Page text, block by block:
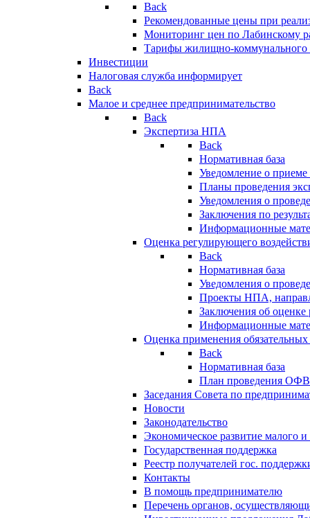
Back
Рекомендованные цены при
Мониторинг цен по Лабинскому
Тарифы жилищно-коммунального
Инвестиции
Налоговая служба информирует
Back
Малое и среднее предпринимательство
Back
Экспертиза НПА
Back
Нормативная база
Уведомление о
Планы проведения
Уведомления о
Заключения по
Информационные
Оценка регулирующего
Back
Нормативная база
Уведомления о
Проекты НПА,
Заключения об
Информационные
Оценка применения
Back
Нормативная база
План проведения
Заседания Совета по
Новости
Законодательство
Экономическое развитие малого и
Государственная поддержка
Реестр получателей гос.
Контакты
В помощь предпринимателю
Перечень органов,